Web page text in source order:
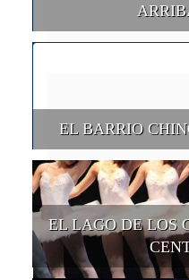
EL BARRIO
EL LAGO DE LOS